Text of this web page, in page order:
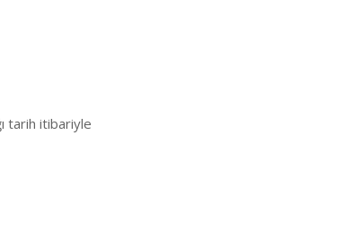
tarih itibariyle